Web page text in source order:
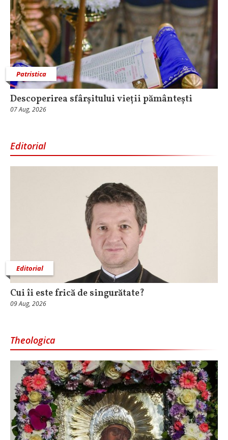
Patristica
Descoperirea sfârșitului vieții pământești
07 Aug, 2026
Editorial
Editorial
Cui îi este frică de singurătate?
09 Aug, 2026
Theologica